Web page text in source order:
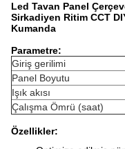
Led Tavan Panel
Sirkadiyen Ritim CCT
Kumanda
Parametre:
Giriş gerilimi
Panel Boyutu
Işık akısı
Çalışma Ömrü (saat)
Özellikler: